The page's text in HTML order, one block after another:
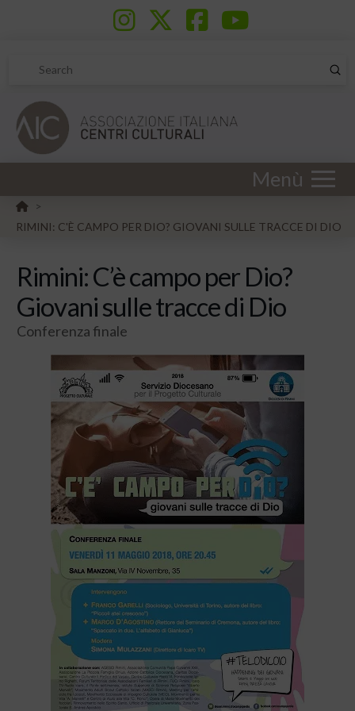
Search
Menù
HOME
>
RIMINI: C'È CAMPO PER DIO? GIOVANI SULLE TRACCE DI DIO
Rimini: C’è campo per Dio?
Giovani sulle tracce di Dio
Conferenza finale